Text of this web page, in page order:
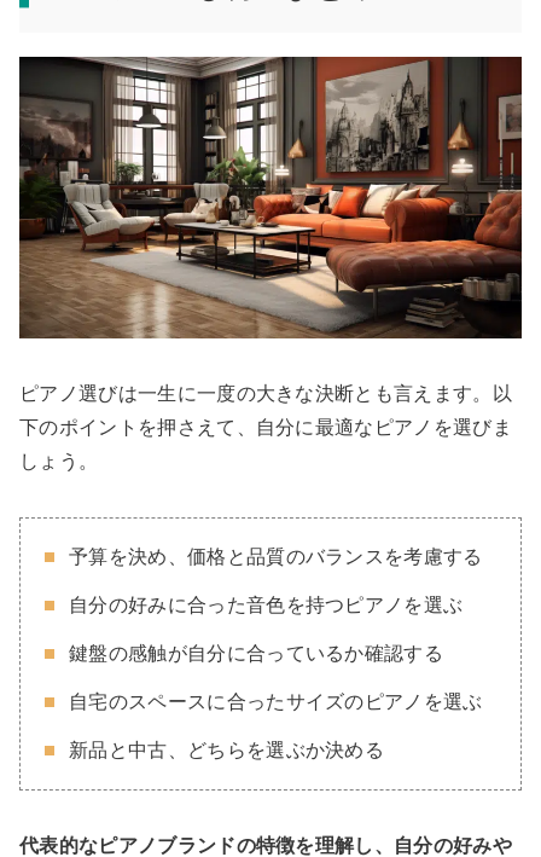
ピアノ選びは一生に一度の大きな決断とも言えます。以
下のポイントを押さえて、自分に最適なピアノを選びま
しょう。
予算を決め、価格と品質のバランスを考慮する
自分の好みに合った音色を持つピアノを選ぶ
鍵盤の感触が自分に合っているか確認する
自宅のスペースに合ったサイズのピアノを選ぶ
新品と中古、どちらを選ぶか決める
代表的なピアノブランドの特徴を理解し、自分の好みや